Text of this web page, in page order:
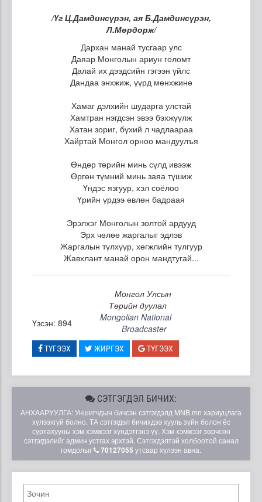
/Үг Ц.Дамдинсүрэн, ая Б.Дамдинсүрэн,
Л.Мөрдорж/
Дархан манай тусгаар улс
Даяар Монголын ариун голомт
Далай их дээдсийн гэгээн үйлс
Дандаа энхжиж, үүрд мөнхжинө
Хамаг дэлхийн шударга улстай
Хамтран нэгдсэн эвээ бэхжүүлж
Хатан зориг, бүхий л чадлаараа
Хайртай Монгол орноо мандуулъя
Өндөр төрийн минь сүлд ивээж
Өргөн түмний минь заяа түшиж
Үндэс язгуур, хэл соёлоо
Үрийн үрдээ өвлөн бадраая
Эрэлхэг Монголын золтой ардууд
Эрх чөлөө жаргалыг эдлэв
Жаргалын түлхүүр, хөгжлийн тулгуур
Жавхлант манай орон мандтугай...
Монгол Улсын
Төрийн дуулал
Үзсэн: 894
Mongolian National
Broadcaster
ТҮГЭЭХ ЖИРГЭХ ТҮГЭЭХ
СЭТГЭГДЭЛ БИЧИХ:
АНХААРУУЛГА: Уншигчдын бичсэн сэтгэгдэлд MNB.mn хариуцлага
хүлээхгүй болно. ТА сэтгэгдэл бичихдээ хууль зүйн болон ёс
суртахууны хэм хэмжээг хүндэтгэнэ үү. Хэм хэмжээг зөрчсөн
сэтгэгдэлийг админ устгах эрхтэй. Сэтгэгдэлтэй холбоотой санал
гомдолыг
70127055 утсаар хүлээн авна.